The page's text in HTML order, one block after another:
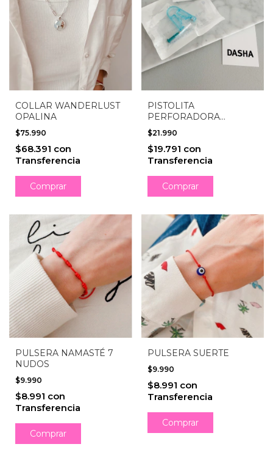
COLLAR WANDERLUST
OPALINA
$75.990
$68.391 con
Transferencia
PISTOLITA
PERFORADORA
HIPOALERGÉNICA CON
ABRIDOR
$21.990
$19.791 con
Transferencia
PULSERA NAMASTÉ 7
NUDOS
$9.990
$8.991 con
Transferencia
PULSERA SUERTE
$9.990
$8.991 con
Transferencia